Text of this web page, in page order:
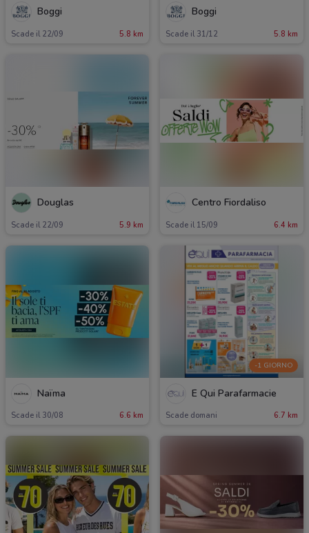
Boggi
Scade il 22/09 5.8 km
Boggi
Scade il 31/12 5.8 km
Douglas
Scade il 22/09 5.9 km
Centro Fiordaliso
Scade il 15/09 6.4 km
Naïma
Scade il 30/08 6.6 km
-1 GIORNO
É Qui Parafarmacie
Scade domani 6.7 km